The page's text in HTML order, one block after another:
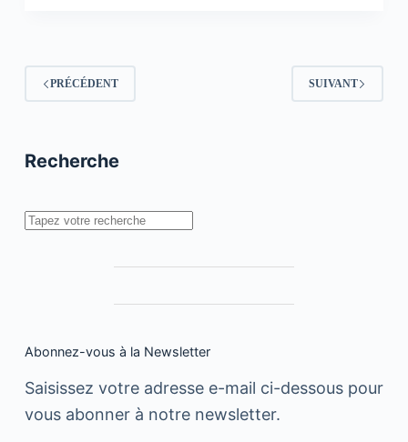
PRÉCÉDENT SUIVANT
Recherche
Rechercher
Abonnez-vous à la Newsletter
Saisissez votre adresse e-mail ci-dessous pour
vous abonner à notre newsletter.